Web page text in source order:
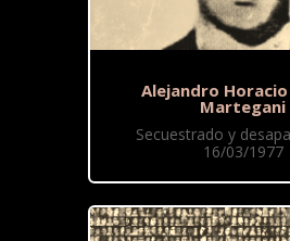
Alejandro
Martegani
Secuestrado y
16/03/1977